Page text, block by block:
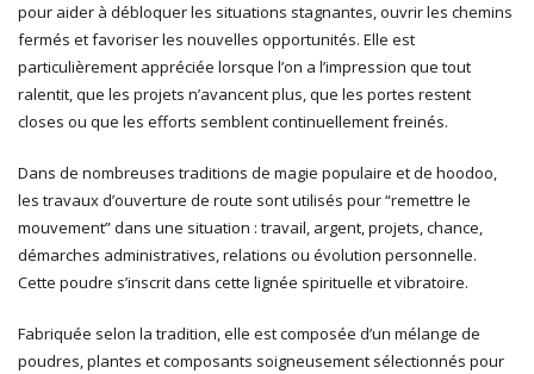
pour aider à débloquer les situations stagnantes, ouvrir les chemins
fermés et favoriser les nouvelles opportunités. Elle est
particulièrement appréciée lorsque l’on a l’impression que tout
ralentit, que les projets n’avancent plus, que les portes restent
closes ou que les efforts semblent continuellement freinés.
Dans de nombreuses traditions de magie populaire et de hoodoo,
les travaux d’ouverture de route sont utilisés pour “remettre le
mouvement” dans une situation : travail, argent, projets, chance,
démarches administratives, relations ou évolution personnelle.
Cette poudre s’inscrit dans cette lignée spirituelle et vibratoire.
Fabriquée selon la tradition, elle est composée d’un mélange de
poudres, plantes et composants soigneusement sélectionnés pour